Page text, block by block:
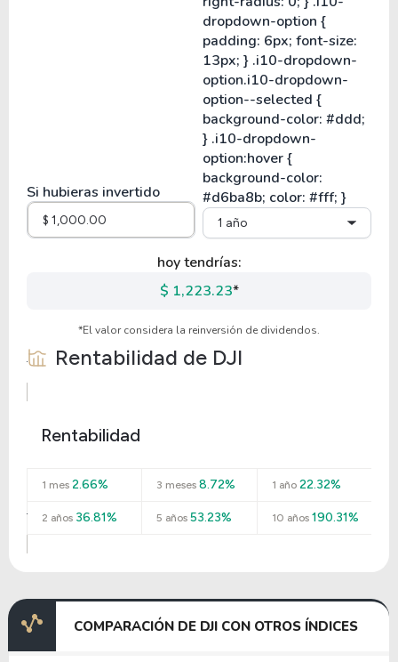
Si hubieras invertido
1 año
hoy tendrías:
$ 1,223.23*
*El valor considera la reinversión de dividendos.
Rentabilidad de DJI
Rentabilidad
1 mes 2.66% 3 meses 8.72% 1 año22.32%
2 años 36.81% 5 años 53.23% 10 años190.31%
COMPARACIÓN DE DJI CON OTROS ÍNDICES